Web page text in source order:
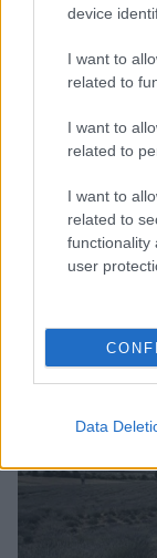
device
I want to
related to
I want to
related to
I want to
related to
functionality
user
Data
LIFESTYLE
Dove si terrà
LIFESTYLE